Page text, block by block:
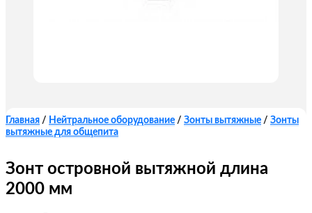
Главная / Нейтральное оборудование / Зонты вытяжные / Зонты
вытяжные для общепита
Зонт островной вытяжной длина
2000 мм